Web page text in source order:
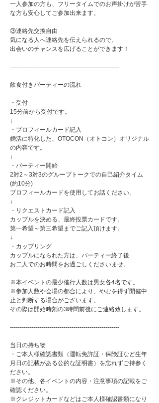
一人参加の方も、フリータイムでのお声掛けが苦手
な方も安心してご参加出来ます。
③連絡先交換自由
気になる人へ連絡先を伝えられるので、
出会いのチャンスを広げることができます！
-------------------------------------------------------
飲食付きパーティーの流れ
・受付
15分前から受付です。
↓
・プロフィールカード記入
婚活に特化した、OTOCON（オトコン）オリジナル
の内容です。
↓
・パーティー開始
2対2～3対3のグループトークでの自己紹介タイム
(約10分)
プロフィールカードを使用してお話ください。
↓
・リクエストカード記入
カップルを決める、最終投票カードです。
第一希望～第三希望までご記入頂けます。
↓
・カップリング
カップルになられた方は、パーティー終了後
お二人でのお時間をお過ごしくださいませ。
※本イベントの最少催行人数は男女各4名です。
※参加人数や会場の都合により、やむを得ず開催中
止と判断する場合がございます。
その際は開始時刻の3時間前後にご連絡致します。
-------------------------------------------------------
当日の持ち物
・ご本人様確認書類（運転免許証・保険証など生年
月日の記載がある公的な証明書）を忘れずご持参く
ださい。
※その他、各イベントの内容・注意事項の記載をご
確認ください。
※クレジットカードなどはご本人様確認書類になり